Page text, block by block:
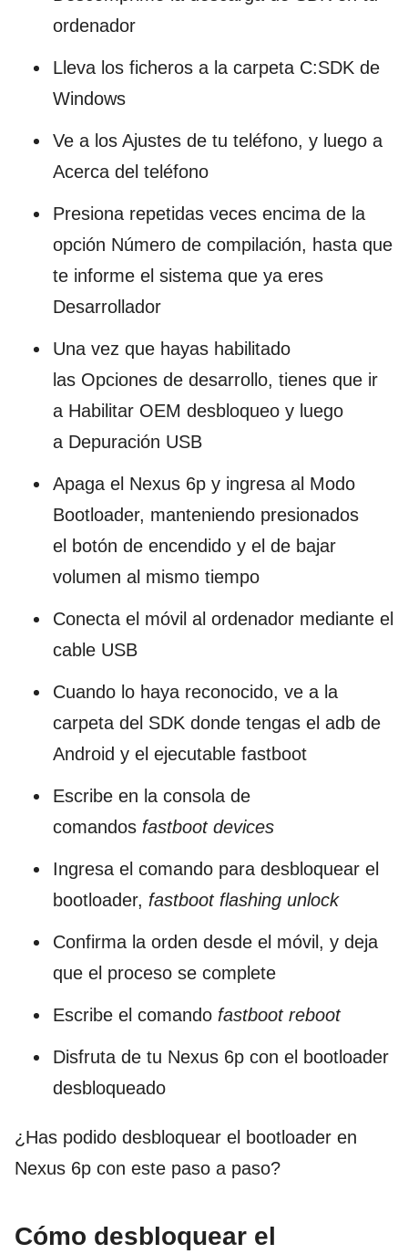
ordenador
Lleva los ficheros a la carpeta C:SDK de
Windows
Ve a los Ajustes de tu teléfono, y luego a
Acerca del teléfono
Presiona repetidas veces encima de la
opción Número de compilación, hasta que
te informe el sistema que ya eres
Desarrollador
Una vez que hayas habilitado
las Opciones de desarrollo, tienes que ir
a Habilitar OEM desbloqueo y luego
a Depuración USB
Apaga el Nexus 6p y ingresa al Modo
Bootloader, manteniendo presionados
el botón de encendido y el de bajar
volumen al mismo tiempo
Conecta el móvil al ordenador mediante el
cable USB
Cuando lo haya reconocido, ve a la
carpeta del SDK donde tengas el adb de
Android y el ejecutable fastboot
Escribe en la consola de
comandos fastboot devices
Ingresa el comando para desbloquear el
bootloader, fastboot flashing unlock
Confirma la orden desde el móvil, y deja
que el proceso se complete
Escribe el comando fastboot reboot
Disfruta de tu Nexus 6p con el bootloader
desbloqueado
¿Has podido desbloquear el bootloader en
Nexus 6p con este paso a paso?
Cómo desbloquear el